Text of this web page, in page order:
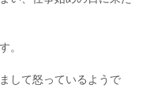
。
して怒っているようで